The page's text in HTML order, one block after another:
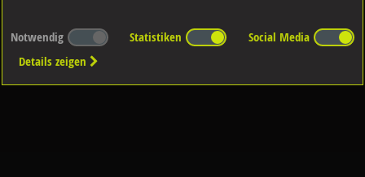
Notwendig Statistiken
Social Media
Details zeigen